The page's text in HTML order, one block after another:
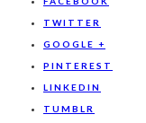
TWITTER
GOOGLE +
PINTEREST
LINKEDIN
TUMBLR